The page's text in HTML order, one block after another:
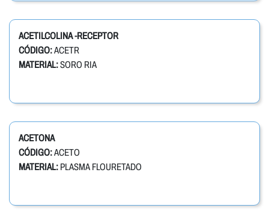
ACETILCOLINA -RECEPTOR
CÓDIGO:ACETR
MATERIAL:SORO RIA
ACETONA
CÓDIGO:ACETO
MATERIAL: PLASMA FLOURETADO